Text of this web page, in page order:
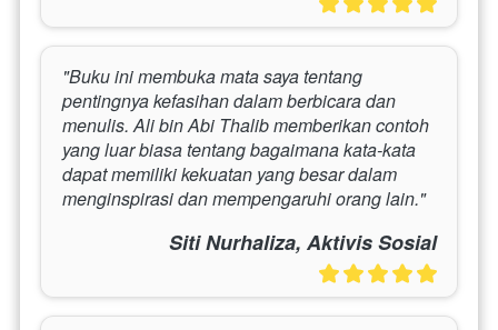
"Buku ini membuka mata saya tentang
pentingnya kefasihan dalam berbicara dan
menulis. Ali bin Abi Thalib memberikan contoh
yang luar biasa tentang bagaimana kata-kata
dapat memiliki kekuatan yang besar dalam
menginspirasi dan mempengaruhi orang lain."
Siti Nurhaliza, Aktivis Sosial